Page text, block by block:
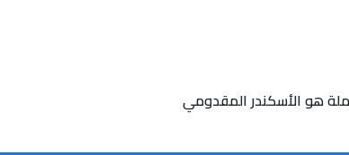
هو الأسكندر المقدومي